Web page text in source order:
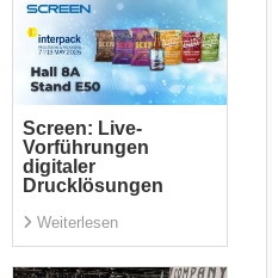
Screen: Live-
Vorführungen
digitaler
Drucklösungen
Weiterlesen